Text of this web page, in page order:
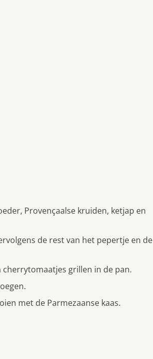
Provençaalse kruiden, ketjap en
de rest van het pepertje en de
grillen in de pan.
met de Parmezaanse kaas.